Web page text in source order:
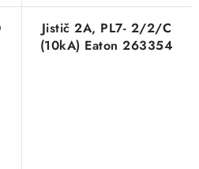
Jistič 2A, PL7- 2/2/C
(10kA) Eaton 263354